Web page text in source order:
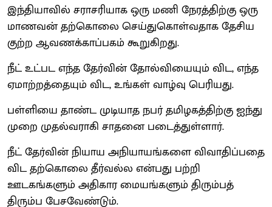
இந்தியாவில் சராசரியாக ஒரு மணி நேரத்திற்கு ஒரு
மாணவன் தற்கொலை செய்துகொள்வதாக தேசிய
குற்ற ஆவணக்காப்பகம் கூறுகிறது.
நீட் உட்பட எந்த தேர்வின் தோல்வியையும் விட, எந்த
ஏமாற்றத்தையும் விட, உங்கள் வாழ்வு பெரியது.
பள்ளியை தாண்ட முடியாத நபர் தமிழகத்திற்கு ஐந்து
முறை முதல்வராகி சாதனை படைத்துள்ளார்.
நீட் தேர்வின் நியாய அநியாயங்களை விவாதிப்பதை
விட தற்கொலை தீர்வல்ல என்பது பற்றி
ஊடகங்களும் அதிகார மையங்களும் திரும்பத்
திரும்ப பேசவேண்டும்.